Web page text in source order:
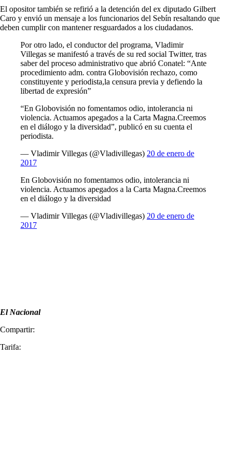
El opositor también se refirió a la detención del ex diputado Gilbert
Caro y envió un mensaje a los funcionarios del Sebín resaltando que
deben cumplir con mantener resguardados a los ciudadanos.
Por otro lado, el conductor del programa, Vladimir
Villegas se manifestó a través de su red social Twitter, tras
saber del proceso administrativo que abrió Conatel: “Ante
procedimiento adm. contra Globovisión rechazo, como
constituyente y periodista,la censura previa y defiendo la
libertad de expresión”
“En Globovisión no fomentamos odio, intolerancia ni
violencia. Actuamos apegados a la Carta Magna.Creemos
en el diálogo y la diversidad”, publicó en su cuenta el
periodista.
— Vladimir Villegas (@Vladivillegas) 20 de enero de
2017
En Globovisión no fomentamos odio, intolerancia ni
violencia. Actuamos apegados a la Carta Magna.Creemos
en el diálogo y la diversidad
— Vladimir Villegas (@Vladivillegas) 20 de enero de
2017
El Nacional
Compartir:
Tarifa: